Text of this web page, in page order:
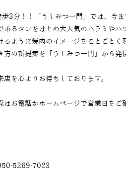
3分！！「うしみつ一門」では、今ま
あるタンをはじめ大人気のハラミや
るように焼肉のイメージをことごとく
方の新提案を「うしみつ一門」から発
店を心よりお待ちしております。
お電話かホームページで営業日をご
5269-7023